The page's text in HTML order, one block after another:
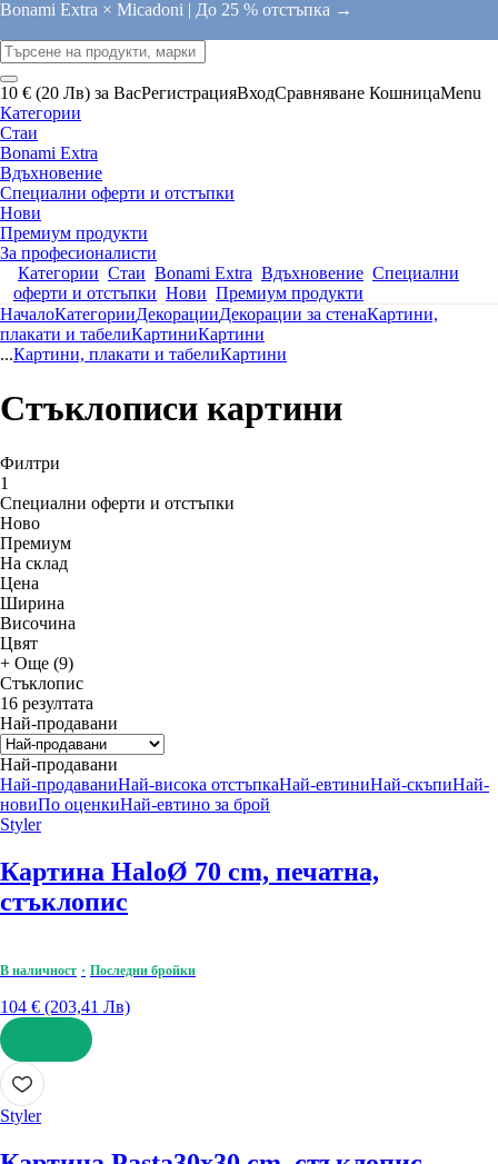
Bonami Extra × Micadoni | До 25 % отстъпка →
10 € (20 Лв) за ВасРегистрацияВходСравняване КошницаMenu
Категории
Стаи
Bonami Extra
Вдъхновение
Специални оферти и отстъпки
Нови
Премиум продукти
За професионалисти
Категории Стаи Bonami Extra Вдъхновение Специални
оферти и отстъпки Нови Премиум продукти
НачалоКатегорииДекорацииДекорации за стенаКартини,
плакати и табелиКартиниКартини
...Картини, плакати и табелиКартини
Стъклописи картини
Филтри
1
Специални оферти и отстъпки
Новo
Премиум
На склад
Цена
Ширина
Височина
Цвят
+ Още (9)
Стъклопис
16 резултата
Най-продавани
Най-продавани
Най-продаваниНай-висока отстъпкаНай-евтиниНай-скъпиНай-
новиПо оценкиНай-евтино за брой
Styler
Картина HaloØ 70 cm, печатна,
стъклопис
В наличност Последни бройки
104 € (203,41 Лв)
ДОБАВИ
Styler